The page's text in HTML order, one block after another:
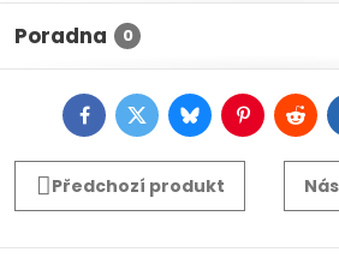
Poradna 0
FacebookTwitterBlueskyPinterest
Předchozí produkt